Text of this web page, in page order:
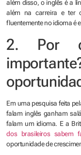
além disso, o inglês é a
além na carreira e ter
fluentemente no idioma é
2. Por
Em uma pesquisa feita
falam inglês ganham
falam um idioma. E a
dos brasileiros sabem
oportunidade de